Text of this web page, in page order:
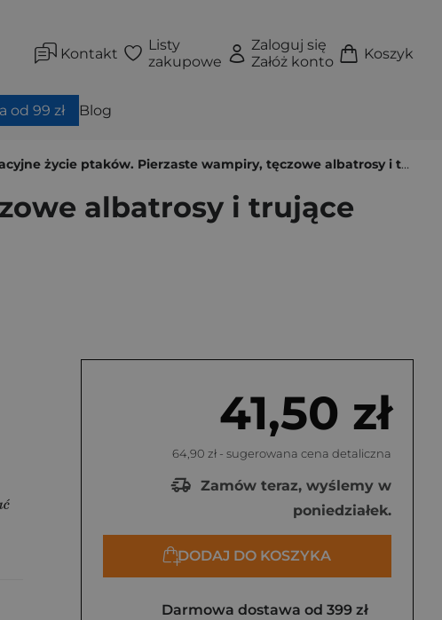
Kontakt
Listy
zakupowe
Zaloguj się
Załóż konto
Koszyk
od 99 zł Blog
życie ptaków. Pierzaste wampiry, tęczowe albatrosy i trujące przepiórki
albatrosy i trujące
41,50 zł
64,90 zł - sugerowana cena detaliczna
Zamów teraz, wyślemy w
poniedziałek.
DODAJ DO KOSZYKA
Darmowa dostawa od 399 zł